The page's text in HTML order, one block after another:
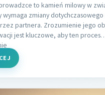
to kamień milowy w
wymaga zmiany dotychczasowego
partnera. Zrozumienie jego
jest kluczowe, aby ten proces